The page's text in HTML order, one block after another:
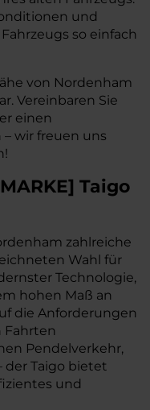
und
so einfach
von Nordenham
Vereinbaren Sie
einen
wir freuen uns
MARKE] Taigo
zahlreiche
Wahl für
Technologie,
hohen Maß an
die Anforderungen
Fahrten
Pendelverkehr,
der Taigo bietet
und